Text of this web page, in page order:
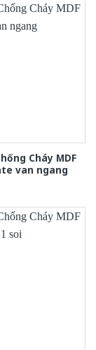
Cháy MDF
van ngang